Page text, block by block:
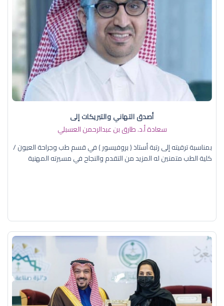
أصدق التهاني والتبريكات إلى
سعادة أ.د. ​طارق بن عبدالرحمن العسبلي
بمناسبة ترقيته إلى رتبة أستاذ ( بروفيسور ) في قسم طب وجراحة العيون /
كلية الطب متمنين له المزيد من التقدم والنجاح في مسيرته المهنية